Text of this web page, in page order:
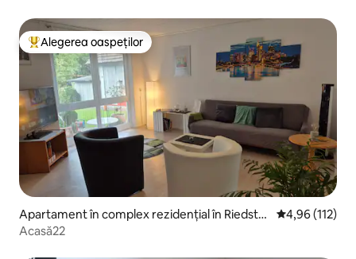
Locuință din topul categoriei Alegerea oaspeților
Alegerea oaspeților
Apartament în complex rezidențial în Riedsta
dt
Scor mediu
4,96 (112)
Acasă22